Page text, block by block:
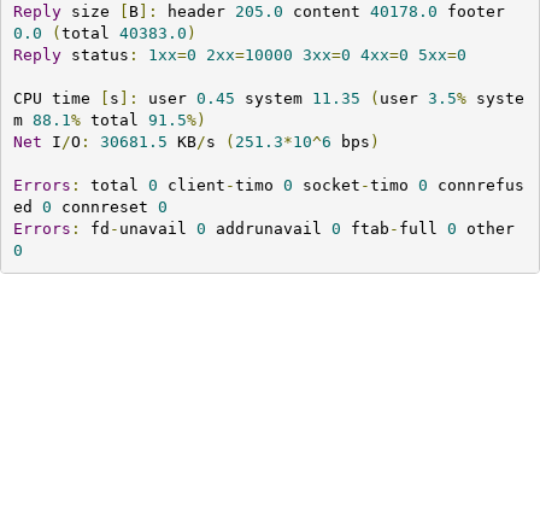
Reply size [ B]: header 205.0 content 40178.0
footer
0.0
(total 40383.0 )
Reply status : 1xx=0 2xx=10000 3xx=0 4xx=0 5xx=0
CPU time [ s ]: user 0.45 system 11.35 ( user 3.5% syste
m 88.1 % total 91.5%)
Net I /O : 30681.5 KB/s ( 251.3*10^6 bps )
Errors : total 0 client -timo 0 socket -timo 0 connrefus
ed 0 connreset 0
Errors : fd - unavail 0 addrunavail 0 ftab - full 0
other
0